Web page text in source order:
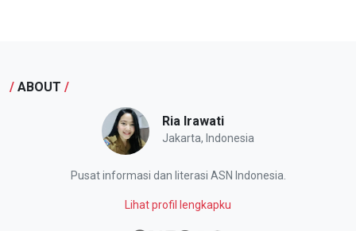
/ ABOUT /
Ria Irawati
Jakarta, Indonesia
Pusat informasi dan literasi ASN Indonesia.
Lihat profil lengkapku